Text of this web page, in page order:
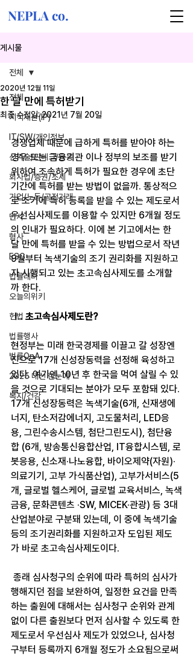
NEPLA co.
게시물
전체
지식재산(IP)
IT/SW/개인정보
신기술/핀테크/금융
회사법/증권/조세
기업/노동/공정거래
민사
형사
ESG
법률레터
오늘의위키
헌법
법률행사
법률QnA
2025 대선 한눈에
복지/건강
전체
한 달 만에 특허받기
2020년 12월 11일
최종 수정일:2021년 7월 20일
경쟁업체 때문에 급하게 특허를 받아야 하는
경우 또는 금융기관 이나 정부의 보조를 받기
위하여 조속하게 특허가 필요한 경우에 초단
기간에 특허를 받는 방법이 없을까. 통상적으
로 조기에 특허 등록을 받을 수 있는 제도로서
우선심사제도를 이용할 수 있지만 6개월 정도
의 인내가 필요하다. 이에 본 기고에서는 한
달 만에 특허를 받을 수 있는 방법으로서 작년
9월부터 녹색기술의 조기 권리화를 지원하고
자 시행되고 있는 초고속심사제도를 소개할
까 한다.
Ⅰ. 초고속심사제도란?
현정부는 미래 한국경제를 이끌고 갈 성장엔
진으로 17개 신성장동력을 선정해 육성하고
있다. 여기엔 10년 후 한국을 먹여 살릴 수 있
을 것으로 기대되는 분야가 모두 포함돼 있다.
17개 신성장동력은 녹색기술(6개, 신재생에
너지, 탄소저감에너지, 고도물처리, LED응
용, 그린수송시스템, 첨단그린도시), 첨단융
합 (6개, 방송통신융합산업, IT융합시스템, 로
봇응용, 신소재·나노융합, 바이오제약(자원)·
의료기기, 고부 가식품산업), 고부가서비스(5
개, 글로벌 헬스케어, 글로벌 교육서비스, 녹색
금융, 문화콘텐츠 ·SW, MICEK·관광) 등 3대
산업분야로 구분돼 있는데, 이 중에 녹색기술
등의 조기권리화를 지원하고자 도입된 제도
가 바로 초고속심사제도이다.
행해지던 점을 보완하여, 일정한 요건을 만족
하는 출원에 대해서는 심사청구 순위와 관계
없이 다른 출원보다 먼저 심사할 수 있도록 한
제도로서 우선심사 제도가 있었으나, 심사청
구부터 등록까지 6개월 정도가 소요됨으로써